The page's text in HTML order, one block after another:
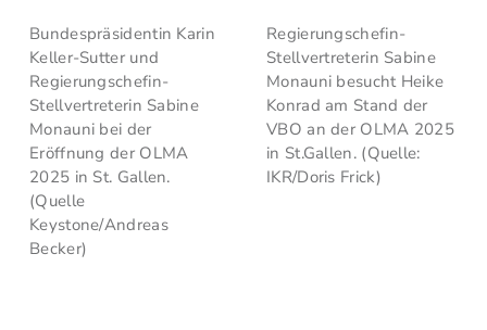
Bundespräsidentin Karin
Keller-Sutter und
Regierungschefin-
Stellvertreterin Sabine
Monauni bei der
Eröffnung der OLMA
2025 in St. Gallen.
(Quelle
Keystone/Andreas
Becker)
Regierungschefin-
Stellvertreterin Sabine
Monauni besucht Heike
Konrad am Stand der
VBO an der OLMA 2025
in St.Gallen. (Quelle:
IKR/Doris Frick)